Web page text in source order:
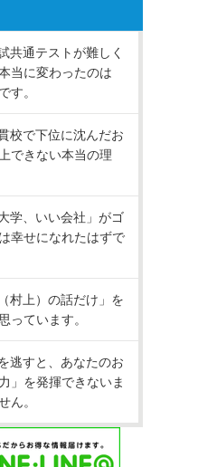
共通テストが難しく
当に変わったのは
す。
校で下位に沈んだお
できない本当の理
学、いい会社」がゴ
幸せになれたはずで
村上）の話だけ」を
っています。
逃すと、あなたのお
」を発揮できないま
ん。